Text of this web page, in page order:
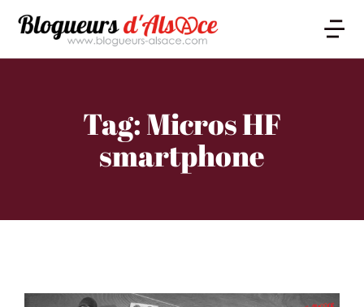
Tag: Micros HF
smartphone